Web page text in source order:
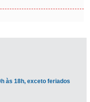
às 18h, exceto feriados